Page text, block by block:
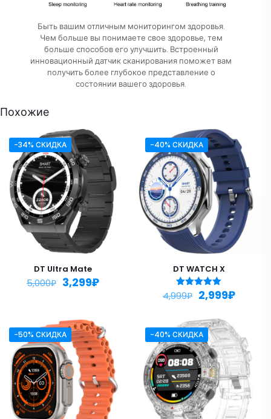
Быть вашим отличным мониторингом здоровья.
Чем больше вы понимаете свое здоровье, тем
больше способов его улучшить. Встроенный
инновационный датчик сканирования поможет вам
получить более глубокое представление о
состоянии вашего здоровья.
Похожие
-34% СКИДКА
DT Ultra Mate
5,000₽ 3,299₽
-40% СКИДКА
DT WATCH X
Оценка
5.00
4,999₽ 2,999₽
-50% СКИДКА -40% СКИДКА